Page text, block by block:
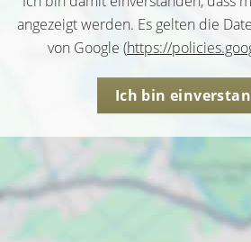
angezeigt werden. Es gelten die
von Google (https://
Ich bin